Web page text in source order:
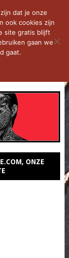
ONZE
dat je onze
ook cookies zijn
site gratis blijft
gaan we
gaat.